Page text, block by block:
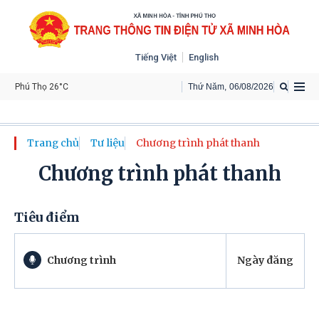
Tiếng Việt English
Thứ Năm 06/08/2026
Phú Thọ 26°C
Trang chủ Tư liệu Chương trình phát thanh
Chương trình phát thanh
Tiêu điểm
Chương trình Ngày đăng